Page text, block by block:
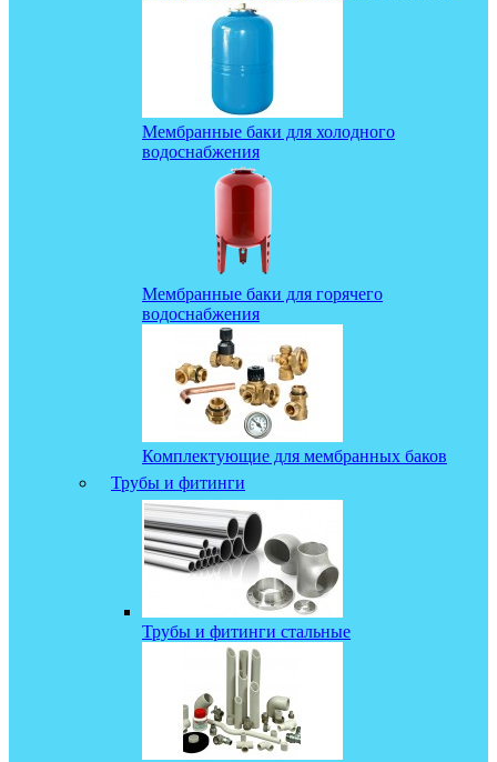
Мембранные баки для холодного
водоснабжения
Мембранные баки для горячего
водоснабжения
Комплектующие для мембранных баков
Трубы и фитинги
Трубы и фитинги стальные